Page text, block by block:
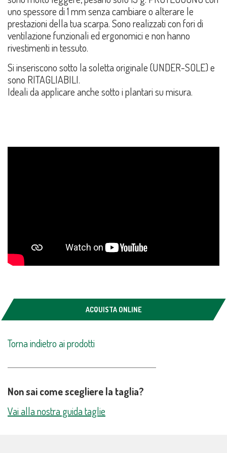
uno spessore di 1 mm senza cambiare o alterare le
prestazioni della tua scarpa. Sono realizzati con fori di
ventilazione funzionali ed ergonomici e non hanno
rivestimenti in tessuto.
Si inseriscono sotto la soletta originale (UNDER-SOLE) e
sono RITAGLIABILI.
Ideali da applicare anche sotto i plantari su misura.
ACQUISTA ONLINE
Torna indietro ai prodotti
Non sai come scegliere la taglia?
Vai alla nostra guida taglie